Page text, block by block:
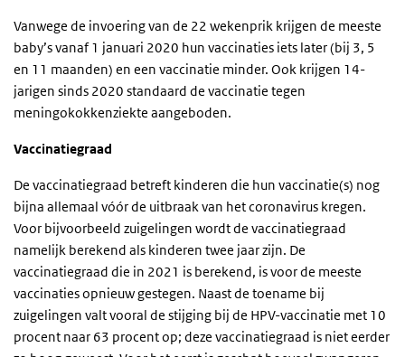
Vanwege de invoering van de 22 wekenprik krijgen de meeste
baby’s vanaf 1 januari 2020 hun vaccinaties iets later (bij 3, 5
en 11 maanden) en een vaccinatie minder. Ook krijgen 14-
jarigen sinds 2020 standaard de vaccinatie tegen
meningokokkenziekte aangeboden.
Vaccinatiegraad
De vaccinatiegraad betreft kinderen die hun vaccinatie(s) nog
bijna allemaal vóór de uitbraak van het coronavirus kregen.
Voor bijvoorbeeld zuigelingen wordt de vaccinatiegraad
namelijk berekend als kinderen twee jaar zijn. De
vaccinatiegraad die in 2021 is berekend, is voor de meeste
vaccinaties opnieuw gestegen. Naast de toename bij
zuigelingen valt vooral de stijging bij de HPV-vaccinatie met 10
procent naar 63 procent op; deze vaccinatiegraad is niet eerder